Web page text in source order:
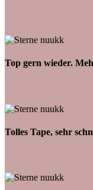
Top gern wieder.
Tolles Tape, sehr